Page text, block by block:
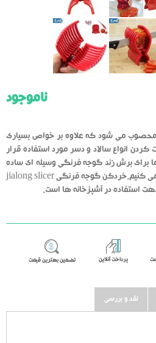
ناموجود
می شود که علاوه بر خواص بسیاری
کردن انواع سالاد و دسر مورد استفاده قرار
برای برش زند گوجه فرنگی وسیله ای ساده
و بسیار کار آمد را به شما معرفی می کنیم.خردکن گوجه فرنگی jialong slicer
پرداخت آنلاین تضمین بهترین قیمت
نقد و بررسی